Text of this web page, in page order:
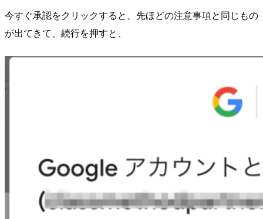
今すぐ承認をクリックすると、先ほどの注意事項と同じもの
が出てきて、続行を押すと、